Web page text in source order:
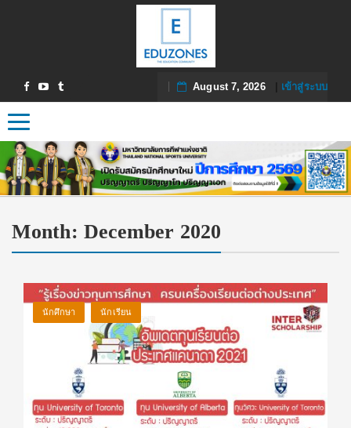
August 7, 2026| เข้าสู่ระบบ
Toggle navigation
Month: December 2020
นักศึกษา นักเรียน